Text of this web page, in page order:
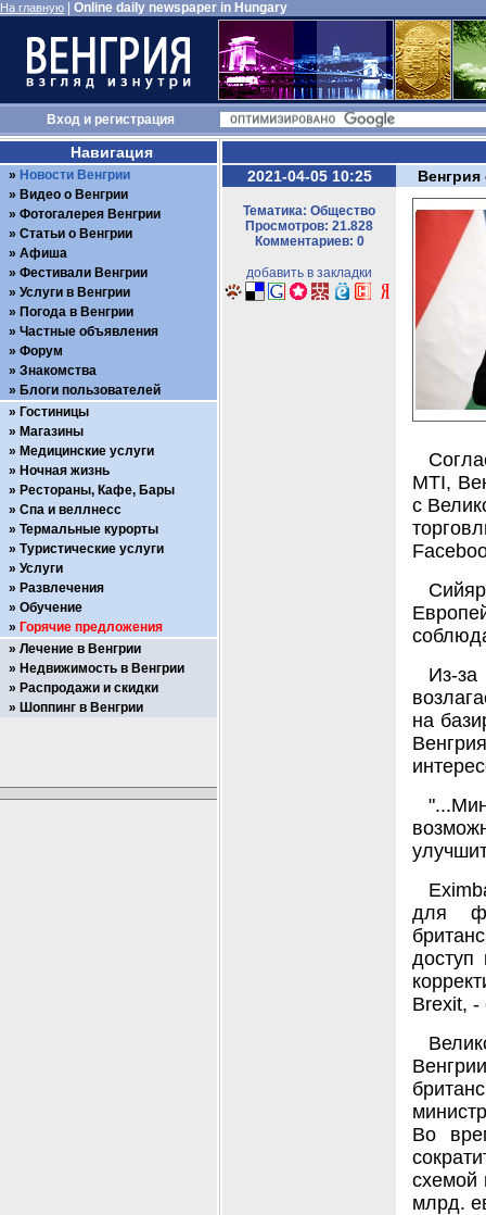
На главную Online daily newspaper in Hungary
Входи регистрация
2021-04-05 10:25
Тематика: Общество
Просмотров: 21.828
Комментариев: 0
добавить в закладки
Венгрия
MTI,
с
Из-
на
для
Brexit, -
Во
схемой
млрд.
Навигация
Новости Венгрии
Видео о Венгрии
Фотогалерея Венгрии
Статьи о Венгрии
Афиша
Фестивали Венгрии
Услуги в Венгрии
Погода в Венгрии
Частные объявления
Форум
Знакомства
Блоги пользователей
Гостиницы
Магазины
Медицинские услуги
Ночная жизнь
Рестораны, Кафе, Бары
Спа и веллнесс
Термальные курорты
Туристические услуги
Услуги
Развлечения
Обучение
Горячие предложения
Лечение в Венгрии
Недвижимость в Венгрии
Распродажи и скидки
Шоппинг в Венгрии